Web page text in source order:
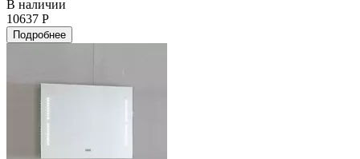
В наличии
10637 Р
Подробнее